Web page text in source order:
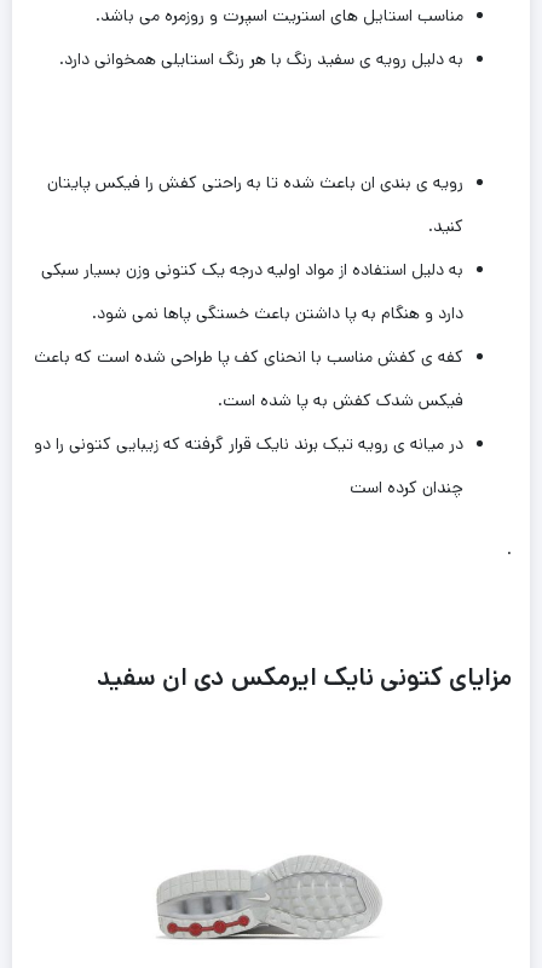
مناسب استایل های استریت اسپرت و روزمره می باشد.
به دلیل رویه ی سفید رنگ با هر رنگ استایلی همخوانی دارد.
رویه ی بندی ان باعث شده تا به راحتی کفش را فیکس پایتان
کنید.
به دلیل استفاده از مواد اولیه درجه یک کتونی وزن بسیار سبکی
دارد و هنگام به پا داشتن باعث خستگی پاها نمی شود‌.
کفه ی کفش مناسب با انحنای کف پا طراحی شده است که باعث
فیکس شدک کفش به پا شده است‌.
در میانه ی رویه تیک برند نایک قرار گرفته که زیبایی کتونی را دو
چندان کرده است‌
.
مزایای کتونی نایک ایرمکس دی ان سفید